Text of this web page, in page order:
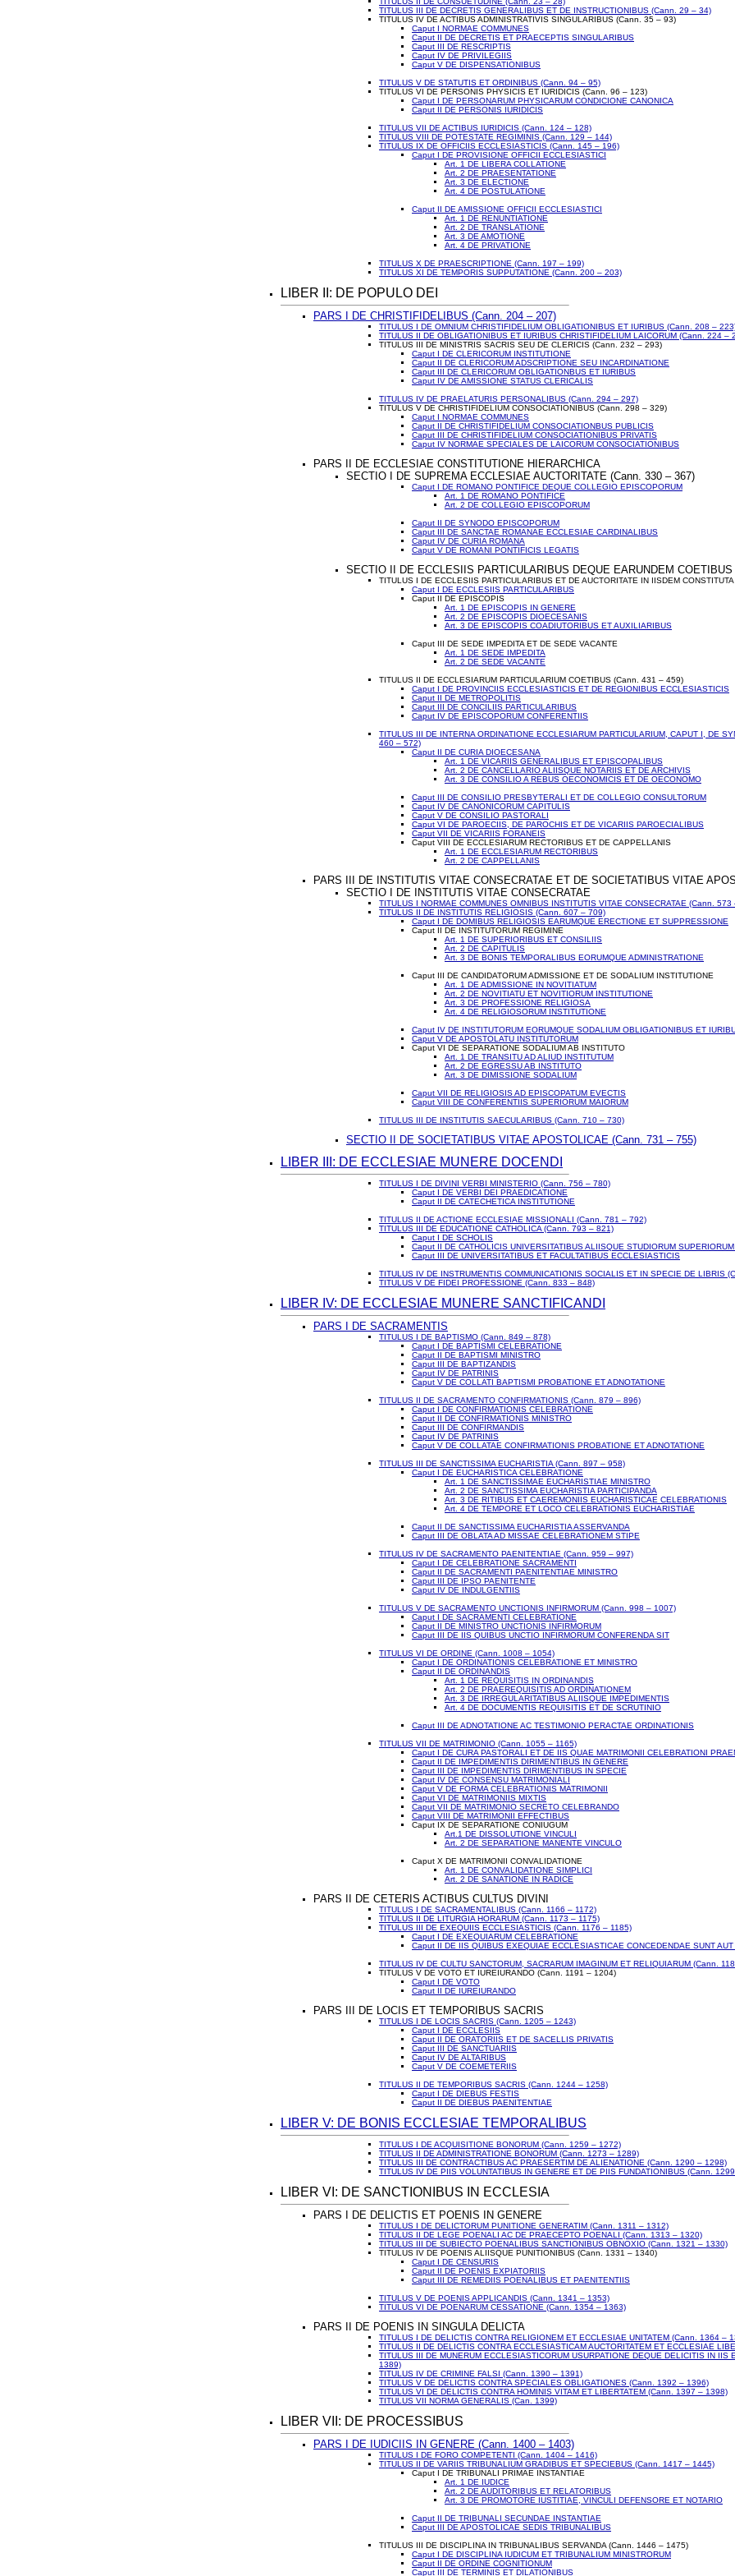
TITULUS III DE DECRETIS GENERALIBUS ET DE INSTRUCTIONIBUS (Cann. 29 – 34)
TITULUS IV DE ACTIBUS ADMINISTRATIVIS SINGULARIBUS (Cann. 35 – 93)
Caput I NORMAE COMMUNES
Caput II DE DECRETIS ET PRAECEPTIS SINGULARIBUS
Caput III DE RESCRIPTIS
Caput IV DE PRIVILEGIIS
Caput V DE DISPENSATIONIBUS
TITULUS V DE STATUTIS ET ORDINIBUS (Cann. 94 – 95)
TITULUS VI DE PERSONIS PHYSICIS ET IURIDICIS (Cann. 96 – 123)
Caput I DE PERSONARUM PHYSICARUM CONDICIONE CANONICA
Caput II DE PERSONIS IURIDICIS
TITULUS VII DE ACTIBUS IURIDICIS (Cann. 124 – 128)
TITULUS VIII DE POTESTATE REGIMINIS (Cann. 129 – 144)
TITULUS IX DE OFFICIIS ECCLESIASTICIS (Cann. 145 – 196)
Caput I DE PROVISIONE OFFICII ECCLESIASTICI
Art. 1 DE LIBERA COLLATIONE
Art. 2 DE PRAESENTATIONE
Art. 3 DE ELECTIONE
Art. 4 DE POSTULATIONE
Caput II DE AMISSIONE OFFICII ECCLESIASTICI
Art. 1 DE RENUNTIATIONE
Art. 2 DE TRANSLATIONE
Art. 3 DE AMOTIONE
Art. 4 DE PRIVATIONE
TITULUS X DE PRAESCRIPTIONE (Cann. 197 – 199)
TITULUS XI DE TEMPORIS SUPPUTATIONE (Cann. 200 – 203)
LIBER II: DE POPULO DEI
PARS I DE CHRISTIFIDELIBUS (Cann. 204 – 207)
TITULUS I DE OMNIUM CHRISTIFIDELIUM OBLIGATIONIBUS ET IURIBUS (Cann. 208 –
TITULUS II DE OBLIGATIONIBUS ET IURIBUS CHRISTIFIDELIUM LAICORUM (Cann. 224 –
TITULUS III DE MINISTRIS SACRIS SEU DE CLERICIS (Cann. 232 – 293)
Caput I DE CLERICORUM INSTITUTIONE
Caput II DE CLERICORUM ADSCRIPTIONE SEU INCARDINATIONE
Caput III DE CLERICORUM OBLIGATIONBUS ET IURIBUS
Caput IV DE AMISSIONE STATUS CLERICALIS
TITULUS IV DE PRAELATURIS PERSONALIBUS (Cann. 294 – 297)
TITULUS V DE CHRISTIFIDELIUM CONSOCIATIONIBUS (Cann. 298 – 329)
Caput I NORMAE COMMUNES
Caput II DE CHRISTIFIDELIUM CONSOCIATIONBUS PUBLICIS
Caput III DE CHRISTIFIDELIUM CONSOCIATIONIBUS PRIVATIS
Caput IV NORMAE SPECIALES DE LAICORUM CONSOCIATIONIBUS
PARS II DE ECCLESIAE CONSTITUTIONE HIERARCHICA
SECTIO I DE SUPREMA ECCLESIAE AUCTORITATE (Cann. 330 – 367)
Caput I DE ROMANO PONTIFICE DEQUE COLLEGIO EPISCOPORUM
Art. 1 DE ROMANO PONTIFICE
Art. 2 DE COLLEGIO EPISCOPORUM
Caput II DE SYNODO EPISCOPORUM
Caput III DE SANCTAE ROMANAE ECCLESIAE CARDINALIBUS
Caput IV DE CURIA ROMANA
Caput V DE ROMANI PONTIFICIS LEGATIS
SECTIO II DE ECCLESIIS PARTICULARIBUS DEQUE EARUNDEM COETIBUS
TITULUS I DE ECCLESIIS PARTICULARIBUS ET DE AUCTORITATE IN IISDEM
Caput I DE ECCLESIIS PARTICULARIBUS
Caput II DE EPISCOPIS
Art. 1 DE EPISCOPIS IN GENERE
Art. 2 DE EPISCOPIS DIOECESANIS
Art. 3 DE EPISCOPIS COADIUTORIBUS ET AUXILIARIBUS
Caput III DE SEDE IMPEDITA ET DE SEDE VACANTE
Art. 1 DE SEDE IMPEDITA
Art. 2 DE SEDE VACANTE
TITULUS II DE ECCLESIARUM PARTICULARIUM COETIBUS (Cann. 431 – 459)
Caput I DE PROVINCIIS ECCLESIASTICIS ET DE REGIONIBUS ECCLESIASTICIS
Caput II DE METROPOLITIS
Caput III DE CONCILIIS PARTICULARIBUS
Caput IV DE EPISCOPORUM CONFERENTIIS
TITULUS III DE INTERNA ORDINATIONE ECCLESIARUM PARTICULARIUM, CAPUT I, DE
460 – 572)
Caput II DE CURIA DIOECESANA
Art. 1 DE VICARIIS GENERALIBUS ET EPISCOPALIBUS
Art. 2 DE CANCELLARIO ALIISQUE NOTARIIS ET DE ARCHIVIS
Art. 3 DE CONSILIO A REBUS OECONOMICIS ET DE OECONOMO
Caput III DE CONSILIO PRESBYTERALI ET DE COLLEGIO CONSULTORUM
Caput IV DE CANONICORUM CAPITULIS
Caput V DE CONSILIO PASTORALI
Caput VI DE PAROECIIS, DE PAROCHIS ET DE VICARIIS PAROECIALIBUS
Caput VII DE VICARIIS FORANEIS
Caput VIII DE ECCLESIARUM RECTORIBUS ET DE CAPPELLANIS
Art. 1 DE ECCLESIARUM RECTORIBUS
Art. 2 DE CAPPELLANIS
PARS III DE INSTITUTIS VITAE CONSECRATAE ET DE SOCIETATIBUS VITAE
SECTIO I DE INSTITUTIS VITAE CONSECRATAE
TITULUS I NORMAE COMMUNES OMNIBUS INSTITUTIS VITAE CONSECRATAE (Cann. 573
TITULUS II DE INSTITUTIS RELIGIOSIS (Cann. 607 – 709)
Caput I DE DOMIBUS RELIGIOSIS EARUMQUE ERECTIONE ET SUPPRESSIONE
Caput II DE INSTITUTORUM REGIMINE
Art. 1 DE SUPERIORIBUS ET CONSILIIS
Art. 2 DE CAPITULIS
Art. 3 DE BONIS TEMPORALIBUS EORUMQUE ADMINISTRATIONE
Caput III DE CANDIDATORUM ADMISSIONE ET DE SODALIUM INSTITUTIONE
Art. 1 DE ADMISSIONE IN NOVITIATUM
Art. 2 DE NOVITIATU ET NOVITIORUM INSTITUTIONE
Art. 3 DE PROFESSIONE RELIGIOSA
Art. 4 DE RELIGIOSORUM INSTITUTIONE
Caput IV DE INSTITUTORUM EORUMQUE SODALIUM OBLIGATIONIBUS ET
Caput V DE APOSTOLATU INSTITUTORUM
Caput VI DE SEPARATIONE SODALIUM AB INSTITUTO
Art. 1 DE TRANSITU AD ALIUD INSTITUTUM
Art. 2 DE EGRESSU AB INSTITUTO
Art. 3 DE DIMISSIONE SODALIUM
Caput VII DE RELIGIOSIS AD EPISCOPATUM EVECTIS
Caput VIII DE CONFERENTIIS SUPERIORUM MAIORUM
TITULUS III DE INSTITUTIS SAECULARIBUS (Cann. 710 – 730)
SECTIO II DE SOCIETATIBUS VITAE APOSTOLICAE (Cann. 731 – 755)
LIBER III: DE ECCLESIAE MUNERE DOCENDI
TITULUS I DE DIVINI VERBI MINISTERIO (Cann. 756 – 780)
Caput I DE VERBI DEI PRAEDICATIONE
Caput II DE CATECHETICA INSTITUTIONE
TITULUS II DE ACTIONE ECCLESIAE MISSIONALI (Cann. 781 – 792)
TITULUS III DE EDUCATIONE CATHOLICA (Cann. 793 – 821)
Caput I DE SCHOLIS
Caput II DE CATHOLICIS UNIVERSITATIBUS ALIISQUE STUDIORUM
Caput III DE UNIVERSITATIBUS ET FACULTATIBUS ECCLESIASTICIS
TITULUS IV DE INSTRUMENTIS COMMUNICATIONIS SOCIALIS ET IN SPECIE DE LIBRIS
TITULUS V DE FIDEI PROFESSIONE (Cann. 833 – 848)
LIBER IV: DE ECCLESIAE MUNERE SANCTIFICANDI
PARS I DE SACRAMENTIS
TITULUS I DE BAPTISMO (Cann. 849 – 878)
Caput I DE BAPTISMI CELEBRATIONE
Caput II DE BAPTISMI MINISTRO
Caput III DE BAPTIZANDIS
Caput IV DE PATRINIS
Caput V DE COLLATI BAPTISMI PROBATIONE ET ADNOTATIONE
TITULUS II DE SACRAMENTO CONFIRMATIONIS (Cann. 879 – 896)
Caput I DE CONFIRMATIONIS CELEBRATIONE
Caput II DE CONFIRMATIONIS MINISTRO
Caput III DE CONFIRMANDIS
Caput IV DE PATRINIS
Caput V DE COLLATAE CONFIRMATIONIS PROBATIONE ET ADNOTATIONE
TITULUS III DE SANCTISSIMA EUCHARISTIA (Cann. 897 – 958)
Caput I DE EUCHARISTICA CELEBRATIONE
Art. 1 DE SANCTISSIMAE EUCHARISTIAE MINISTRO
Art. 2 DE SANCTISSIMA EUCHARISTIA PARTICIPANDA
Art. 3 DE RITIBUS ET CAEREMONIIS EUCHARISTICAE CELEBRATIONIS
Art. 4 DE TEMPORE ET LOCO CELEBRATIONIS EUCHARISTIAE
Caput II DE SANCTISSIMA EUCHARISTIA ASSERVANDA
Caput III DE OBLATA AD MISSAE CELEBRATIONEM STIPE
TITULUS IV DE SACRAMENTO PAENITENTIAE (Cann. 959 – 997)
Caput I DE CELEBRATIONE SACRAMENTI
Caput II DE SACRAMENTI PAENITENTIAE MINISTRO
Caput III DE IPSO PAENITENTE
Caput IV DE INDULGENTIIS
TITULUS V DE SACRAMENTO UNCTIONIS INFIRMORUM (Cann. 998 – 1007)
Caput I DE SACRAMENTI CELEBRATIONE
Caput II DE MINISTRO UNCTIONIS INFIRMORUM
Caput III DE IIS QUIBUS UNCTIO INFIRMORUM CONFERENDA SIT
TITULUS VI DE ORDINE (Cann. 1008 – 1054)
Caput I DE ORDINATIONIS CELEBRATIONE ET MINISTRO
Caput II DE ORDINANDIS
Art. 1 DE REQUISITIS IN ORDINANDIS
Art. 2 DE PRAEREQUISITIS AD ORDINATIONEM
Art. 3 DE IRREGULARITATIBUS ALIISQUE IMPEDIMENTIS
Art. 4 DE DOCUMENTIS REQUISITIS ET DE SCRUTINIO
Caput III DE ADNOTATIONE AC TESTIMONIO PERACTAE ORDINATIONIS
TITULUS VII DE MATRIMONIO (Cann. 1055 – 1165)
Caput I DE CURA PASTORALI ET DE IIS QUAE MATRIMONII CELEBRATIONI
Caput II DE IMPEDIMENTIS DIRIMENTIBUS IN GENERE
Caput III DE IMPEDIMENTIS DIRIMENTIBUS IN SPECIE
Caput IV DE CONSENSU MATRIMONIALI
Caput V DE FORMA CELEBRATIONIS MATRIMONII
Caput VI DE MATRIMONIIS MIXTIS
Caput VII DE MATRIMONIO SECRETO CELEBRANDO
Caput VIII DE MATRIMONII EFFECTIBUS
Caput IX DE SEPARATIONE CONIUGUM
Art.1 DE DISSOLUTIONE VINCULI
Art. 2 DE SEPARATIONE MANENTE VINCULO
Caput X DE MATRIMONII CONVALIDATIONE
Art. 1 DE CONVALIDATIONE SIMPLICI
Art. 2 DE SANATIONE IN RADICE
PARS II DE CETERIS ACTIBUS CULTUS DIVINI
TITULUS I DE SACRAMENTALIBUS (Cann. 1166 – 1172)
TITULUS II DE LITURGIA HORARUM (Cann. 1173 – 1175)
TITULUS III DE EXEQUIIS ECCLESIASTICIS (Cann. 1176 – 1185)
Caput I DE EXEQUIARUM CELEBRATIONE
Caput II DE IIS QUIBUS EXEQUIAE ECCLESIASTICAE CONCEDENDAE SUNT AUT
TITULUS IV DE CULTU SANCTORUM, SACRARUM IMAGINUM ET RELIQUIARUM (Cann.
TITULUS V DE VOTO ET IUREIURANDO (Cann. 1191 – 1204)
Caput I DE VOTO
Caput II DE IUREIURANDO
PARS III DE LOCIS ET TEMPORIBUS SACRIS
TITULUS I DE LOCIS SACRIS (Cann. 1205 – 1243)
Caput I DE ECCLESIIS
Caput II DE ORATORIIS ET DE SACELLIS PRIVATIS
Caput III DE SANCTUARIIS
Caput IV DE ALTARIBUS
Caput V DE COEMETERIIS
TITULUS II DE TEMPORIBUS SACRIS (Cann. 1244 – 1258)
Caput I DE DIEBUS FESTIS
Caput II DE DIEBUS PAENITENTIAE
LIBER V: DE BONIS ECCLESIAE TEMPORALIBUS
TITULUS I DE ACQUISITIONE BONORUM (Cann. 1259 – 1272)
TITULUS II DE ADMINISTRATIONE BONORUM (Cann. 1273 – 1289)
TITULUS III DE CONTRACTIBUS AC PRAESERTIM DE ALIENATIONE (Cann. 1290 – 1298)
TITULUS IV DE PIIS VOLUNTATIBUS IN GENERE ET DE PIIS FUNDATIONIBUS (Cann.
LIBER VI: DE SANCTIONIBUS IN ECCLESIA
PARS I DE DELICTIS ET POENIS IN GENERE
TITULUS I DE DELICTORUM PUNITIONE GENERATIM (Cann. 1311 – 1312)
TITULUS II DE LEGE POENALI AC DE PRAECEPTO POENALI (Cann. 1313 – 1320)
TITULUS III DE SUBIECTO POENALIBUS SANCTIONIBUS OBNOXIO (Cann. 1321 – 1330)
TITULUS IV DE POENIS ALIISQUE PUNITIONIBUS (Cann. 1331 – 1340)
Caput I DE CENSURIS
Caput II DE POENIS EXPIATORIIS
Caput III DE REMEDIIS POENALIBUS ET PAENITENTIIS
TITULUS V DE POENIS APPLICANDIS (Cann. 1341 – 1353)
TITULUS VI DE POENARUM CESSATIONE (Cann. 1354 – 1363)
PARS II DE POENIS IN SINGULA DELICTA
TITULUS I DE DELICTIS CONTRA RELIGIONEM ET ECCLESIAE UNITATEM (Cann. 1364 –
TITULUS II DE DELICTIS CONTRA ECCLESIASTICAM AUCTORITATEM ET ECCLESIAE
TITULUS III DE MUNERUM ECCLESIASTICORUM USURPATIONE DEQUE DELICITIS IN IIS
1389)
TITULUS IV DE CRIMINE FALSI (Cann. 1390 – 1391)
TITULUS V DE DELICTIS CONTRA SPECIALES OBLIGATIONES (Cann. 1392 – 1396)
TITULUS VI DE DELICTIS CONTRA HOMINIS VITAM ET LIBERTATEM (Cann. 1397 – 1398)
TITULUS VII NORMA GENERALIS (Can. 1399)
LIBER VII: DE PROCESSIBUS
PARS I DE IUDICIIS IN GENERE (Cann. 1400 – 1403)
TITULUS I DE FORO COMPETENTI (Cann. 1404 – 1416)
TITULUS II DE VARIIS TRIBUNALIUM GRADIBUS ET SPECIEBUS (Cann. 1417 – 1445)
Caput I DE TRIBUNALI PRIMAE INSTANTIAE
Art. 1 DE IUDICE
Art. 2 DE AUDITORIBUS ET RELATORIBUS
Art. 3 DE PROMOTORE IUSTITIAE, VINCULI DEFENSORE ET NOTARIO
Caput II DE TRIBUNALI SECUNDAE INSTANTIAE
Caput III DE APOSTOLICAE SEDIS TRIBUNALIBUS
TITULUS III DE DISCIPLINA IN TRIBUNALIBUS SERVANDA (Cann. 1446 – 1475)
Caput I DE DISCIPLINA IUDICUM ET TRIBUNALIUM MINISTRORUM
Caput II DE ORDINE COGNITIONUM
Caput III DE TERMINIS ET DILATIONIBUS